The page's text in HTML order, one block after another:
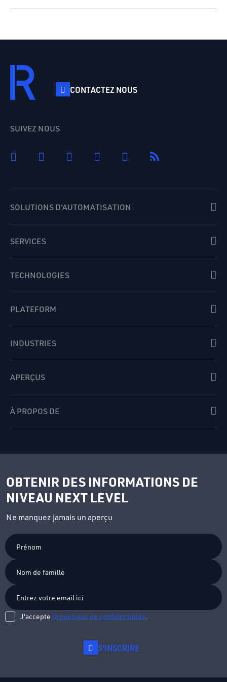
satisfaction accrue.
CONTACTEZ NOUS
SUIVEZ NOUS
SOLUTIONS D'AUTOMATISATION
SERVICES
TECHNOLOGIES
PLATEFORM
INDUSTRIES
APERÇUS
À PROPOS DE
OBTENIR DES INFORMATIONS DE
NIVEAU NEXT LEVEL
Ne manquez jamais un aperçu
Prénom
Nom
famille
J'accepte la politique de confidentialité
S'INSCRIRE